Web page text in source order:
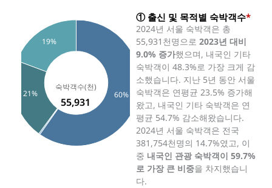
60%
21%
19%
55,931
① 출신 및 목적별 숙박객수*
2024년 서울 숙박객은 총
55,931천명으로 2023년 대비
9.0% 증가했으며, 내국인 기타
숙박객이 48.3%로 가장 크게 감
소했습니다. 지난 5년 동안 서울
숙박객은 연평균 23.5% 증가해
왔고, 내국인 기타 숙박객은 연
평균 54.7% 감소해왔습니다.
2024년 서울 숙박객은 전국
381,754천명의 14.7%였고, 이
중 내국인 관광 숙박객이 59.7%
로 가장 큰 비중을 차지했습니
다.